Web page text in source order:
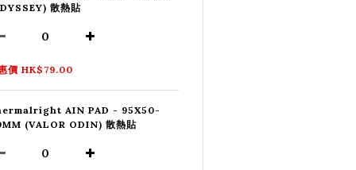
散熱貼
價 HK$79.00
AIN PAD - 95X50-
(VALOR ODIN) 散熱貼